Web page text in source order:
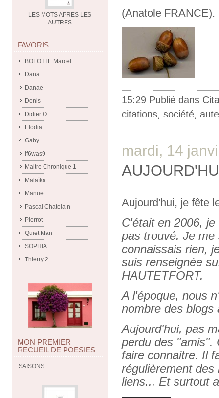
LES MOTS APRES LES
AUTRES
FAVORIS
BOLOTTE Marcel
Dana
Danae
Denis
Didier O.
Elodia
Gaby
If6was9
Maitre Chronique 1
Malaïka
Manuel
Pascal Chatelain
Pierrot
Quiet Man
SOPHIA
Thierry 2
MON PREMIER
RECUEIL DE POESIES
SAISONS
(Anatole FRANCE).
15:29 Publié dans
citations, société,
mardi, 14
Aujourd'hui, je fête
C'était en 2006,
pas trouvé. Je me
connaissais rien,
suis renseignée
HAUTETFORT.
A l'époque, nous
nombre des blogs
Aujourd'hui, pas
perdu des "amis".
faire connaitre. Il
régulièrement
liens... Et surtout